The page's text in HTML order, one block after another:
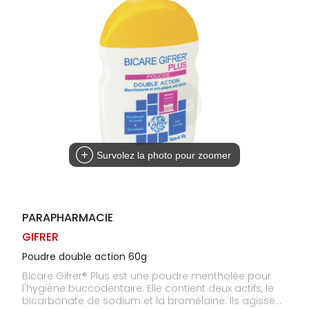
Survolez la photo pour zoomer
PARAPHARMACIE
GIFRER
Poudre double action 60g
Bicare Gifrer® Plus est une poudre mentholée pour
l'hygiène buccodentaire. Elle contient deux actifs, le
bicarbonate de sodium et la bromélaïne. Ils agissent